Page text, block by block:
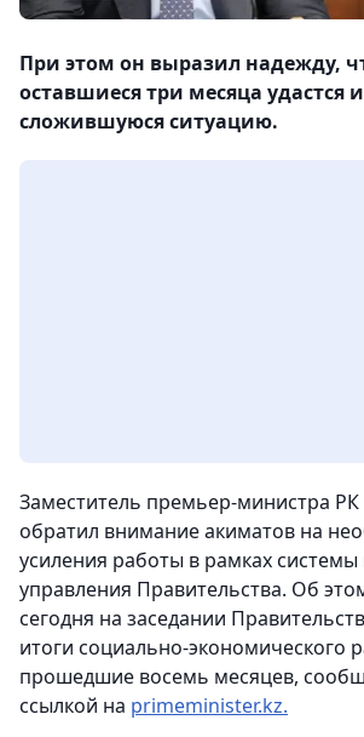
При этом он выразил надежду,
оставшиеся три месяца удастся
сложившуюся ситуацию.
Заместитель премьер-министра
обратил внимание акиматов на
усиления работы в рамках системы
управления Правительства. Об
сегодня на заседании
итоги социально-экономического
прошедшие восемь месяцев,
ссылкой на primeminister.kz.